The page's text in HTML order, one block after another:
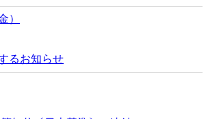
）
るお知らせ